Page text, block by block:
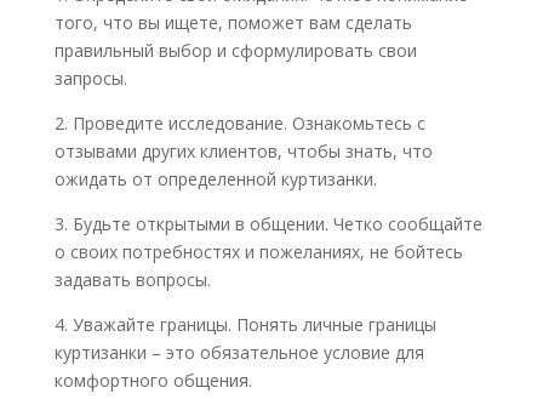
того, что вы ищете, поможет вам сделать
правильный выбор и сформулировать свои
запросы.
2. Проведите исследование. Ознакомьтесь с
отзывами других клиентов, чтобы знать, что
ожидать от определенной куртизанки.
3. Будьте открытыми в общении. Четко сообщайте
о своих потребностях и пожеланиях, не бойтесь
задавать вопросы.
4. Уважайте границы. Понять личные границы
куртизанки – это обязательное условие для
комфортного общения.